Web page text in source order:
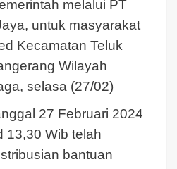
melalui PT
untuk masyarakat
Kecamatan Teluk
Wilayah
selasa (27/02)
27 Februari 2024
13,30 Wib telah
bantuan